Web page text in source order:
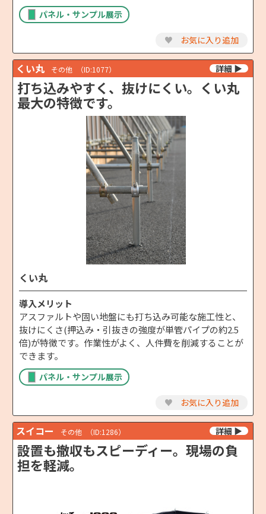
パネル・サンプル展示
♥ お気に入り追加
くい丸 その他 （ID:1077）
打ち込みやすく、抜けにくい。くい丸
最大の特徴です。
くい丸
導入メリット
アスファルトや固い地盤にも打ち込み可能な施工性と、
抜けにくさ(押込み・引抜きの強度が単管パイプの約2.5
倍)が特徴です。作業性がよく、人件費を削減することが
できます。
パネル・サンプル展示
♥ お気に入り追加
スイコー その他 （ID:1286）
設置も撤収もスピーディー。現場の負
担を軽減。